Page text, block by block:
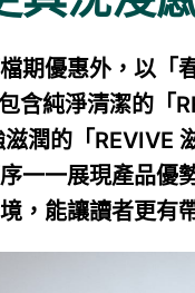
期優惠外，以「
含純淨清潔的「
滋潤的「REVIVE
一一展現產品優
，能讓讀者更有